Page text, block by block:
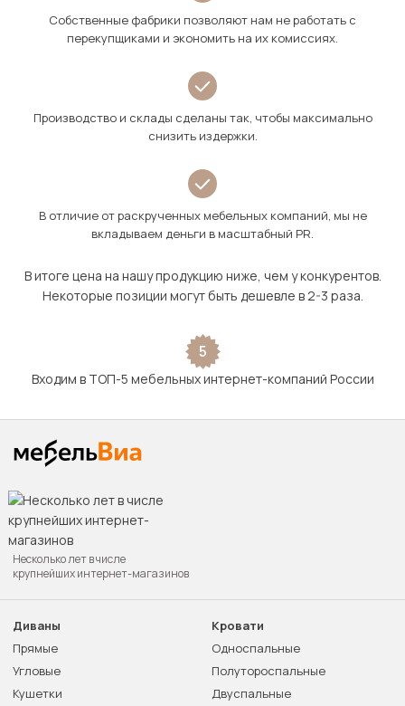
Собственные фабрики позволяют нам не работать с
перекупщиками и экономить на их комиссиях.
Производство и склады сделаны так, чтобы максимально
снизить издержки.
В отличие от раскрученных мебельных компаний, мы не
вкладываем деньги в масштабный PR.
В итоге цена на нашу продукцию ниже, чем у конкурентов.
Некоторые позиции могут быть дешевле в 2-3 раза.
5
Входим в ТОП-5 мебельных интернет-компаний России
Несколько лет в числе
крупнейших интернет-магазинов
Диваны
Прямые
Угловые
Кушетки
Кровати
Односпальные
Полутороспальные
Двуспальные